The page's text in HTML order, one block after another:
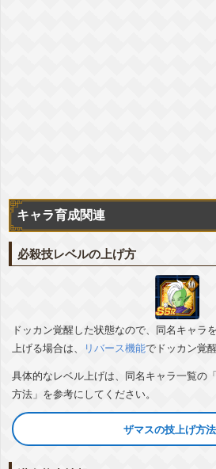
+孫悟空(身勝手の極意“兆”)
ATK +50%
▽編成おすすめカテゴリ
神次元 天才戦士
キャラ育成関連
必殺技レベルの上げ方
ドッカン覚醒した状態なので、同名キャラ
上げる場合は、
リバース機能でドッカン覚
具体的なレベル上げは、同名キャラ一覧の
方法」を参考にしてください。
ザマスの技上げ方法